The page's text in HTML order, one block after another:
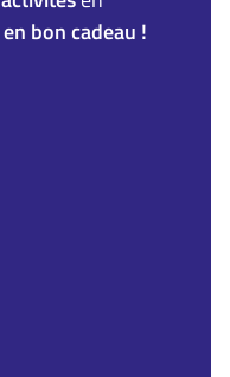
en bon cadeau !